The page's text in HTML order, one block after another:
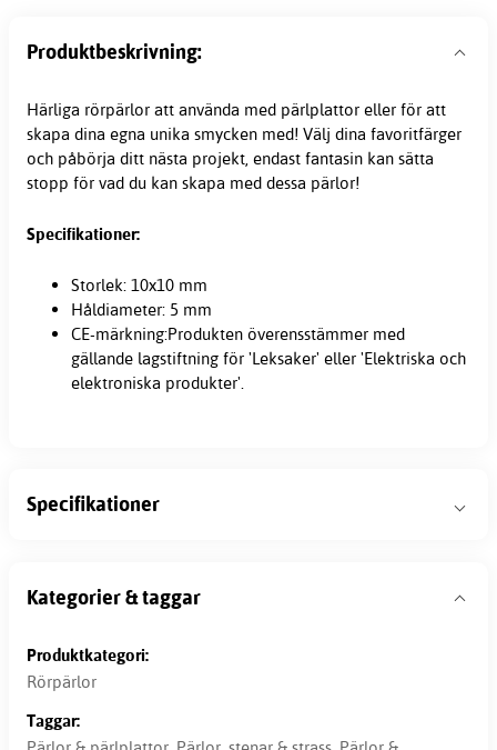
Produktbeskrivning:
Härliga rörpärlor att använda med pärlplattor eller för att
skapa dina egna unika smycken med! Välj dina favoritfärger
och påbörja ditt nästa projekt, endast fantasin kan sätta
stopp för vad du kan skapa med dessa pärlor!
Specifikationer:
Storlek: 10x10 mm
Håldiameter: 5 mm
CE-märkning:Produkten överensstämmer med
gällande lagstiftning för 'Leksaker' eller 'Elektriska och
elektroniska produkter'.
Specifikationer
Kategorier & taggar
Produktkategori:
Rörpärlor
Taggar: